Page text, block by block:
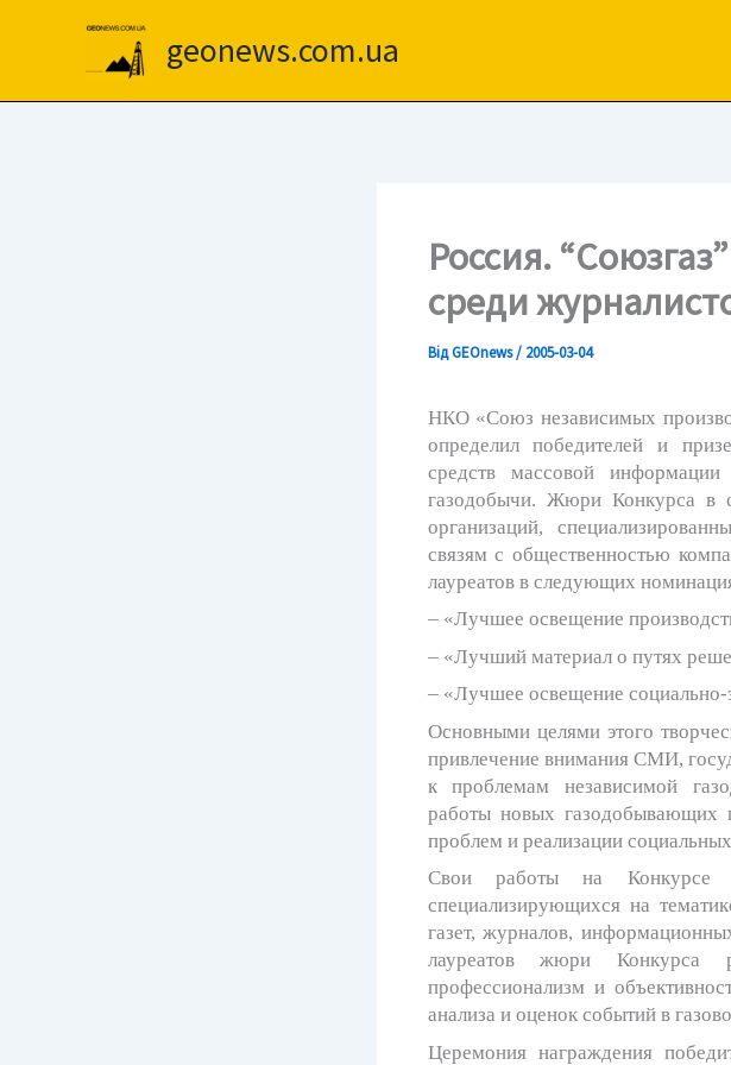
geonews.com.ua
Россия.
среди
ВідGEOnews/ 2005-03-04
НКО «Союз независимых
определил победителей и
средств массовой
газодобычи. Жюри Конкурса в
организаций,
связям с общественностью
лауреатов в следующих
– «Лучшее освещение
– «Лучший материал о путях
– «Лучшее освещение социально-
Основными целями этого
привлечение внимания СМИ,
к проблемам независимой
работы новых газодобывающих
проблем и реализации
Свои работы на Конкурсе
специализирующихся на
газет, журналов,
лауреатов жюри Конкурса
профессионализм и
анализа и оценок событий в
Церемония награждения